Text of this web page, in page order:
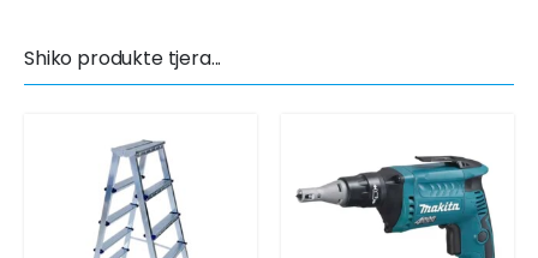
Shiko produkte tjera...